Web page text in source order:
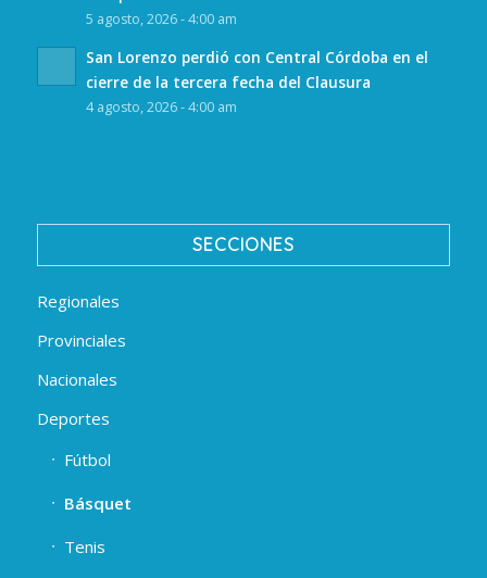
5 agosto, 2026 - 4:00 am
San Lorenzo perdió con Central Córdoba en el
cierre de la tercera fecha del Clausura
4 agosto, 2026 - 4:00 am
SECCIONES
Regionales
Provinciales
Nacionales
Deportes
Fútbol
Básquet
Tenis